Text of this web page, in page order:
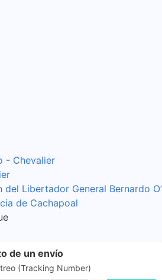
- Chevalier
del Libertador General Bernardo
de Cachapoal
de un envío
(Tracking Number)